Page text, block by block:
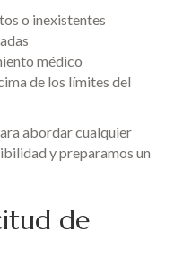
o inexistentes
médico
de los límites del
abordar cualquier
y preparamos un
de